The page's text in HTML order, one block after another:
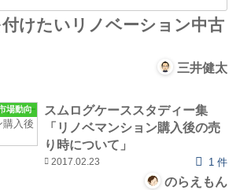
けたいリノベーション中古
三井健太
場動向
スムログケーススタディー集
「リノベマンション購入後の売
り時について」
2017.02.23 1 件
のらえもん